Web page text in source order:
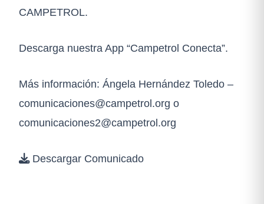
CAMPETROL.
Descarga nuestra App “Campetrol Conecta”.
Más información: Ángela Hernández Toledo –
comunicaciones@campetrol.org o
comunicaciones2@campetrol.org
Descargar Comunicado